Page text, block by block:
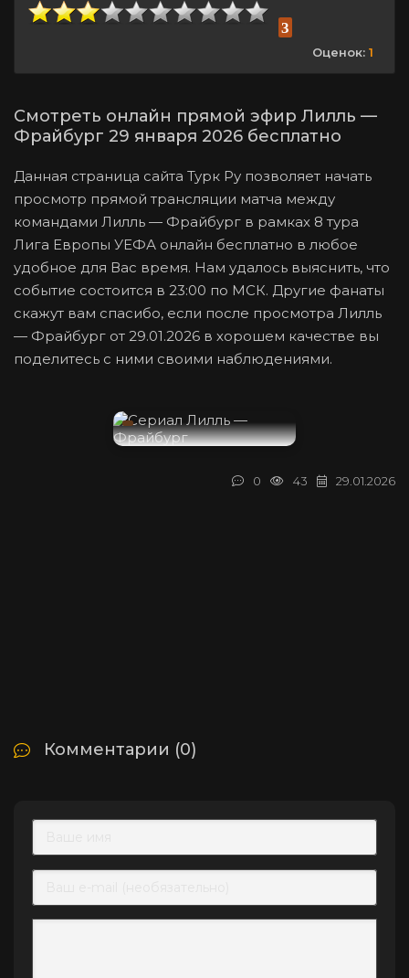
Данная страница сайта Турк Ру позволяет начать
просмотр прямой трансляции матча между
командами Лилль — Фрайбург в рамках 8 тура
Лига Европы УЕФА онлайн бесплатно в любое
удобное для Вас время. Нам удалось выяснить, что
событие состоится в 23:00 по МСК. Другие фанаты
скажут вам спасибо, если после просмотра Лилль
— Фрайбург от 29.01.2026 в хорошем качестве вы
поделитесь с ними своими наблюдениями.
Смотреть онлайн прямой эфир Лилль —
Фрайбург 29 января 2026 бесплатно
3
Оценок: 1
29.01.2026
43
0
Комментарии (0)